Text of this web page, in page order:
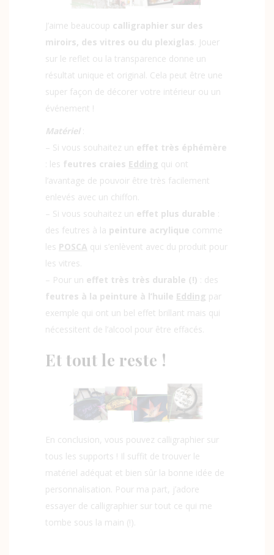
J’aime beaucoup calligraphier sur des
miroirs, des vitres ou du plexiglas . Jouer
sur le reflet ou la transparence donne un
résultat unique et original. Cela peut être une
super façon de décorer votre intérieur ou un
événement !
Matériel
– Si vous souhaitez un effet très éphémère
: les feutres craies Edding qui ont
l’avantage de pouvoir être très facilement
enlevés avec un chiffon.
– Si vous souhaitez un effet plus durable
des feutres à la peinture acrylique comme
les POSCA qui s’enlèvent avec du produit pour
les vitres.
– Pour un effet très très durable (!) : des
feutres à la peinture à l’huile Edding par
exemple qui ont un bel effet brillant mais qui
nécessitent de l’alcool pour être effacés.
Et tout le reste !
En conclusion, vous pouvez calligraphier sur
tous les supports ! Il suffit de trouver le
matériel adéquat et bien sûr la bonne idée de
personnalisation. Pour ma part, j’adore
essayer de calligraphier sur tout ce qui me
tombe sous la main (!).